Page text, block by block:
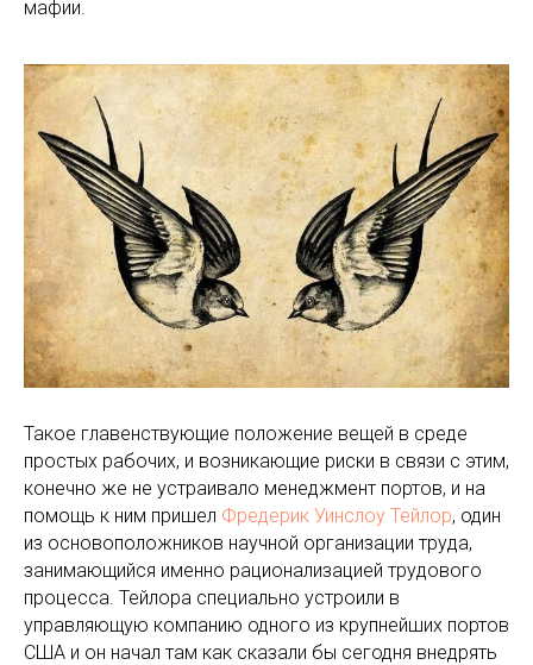
мафии.
Такое главенствующие положение вещей в среде
простых рабочих, и возникающие риски в связи с этим,
конечно же не устраивало менеджмент портов, и на
помощь к ним пришел Фредерик Уинслоу Тейлор, один
из основоположников научной организации труда,
занимающийся именно рационализацией трудового
процесса. Тейлора специально устроили в
управляющую компанию одного из крупнейших портов
США и он начал там как сказали бы сегодня внедрять